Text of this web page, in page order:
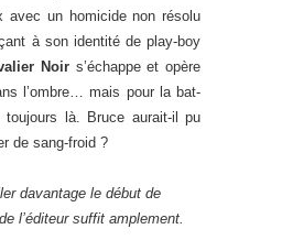
avec un homicide non résolu
à son identité de play-boy
Noir s’échappe et opère
l’ombre… mais pour la bat-
là. Bruce aurait-il pu
de sang-froid ?
davantage le début de
l’éditeur suffit amplement.